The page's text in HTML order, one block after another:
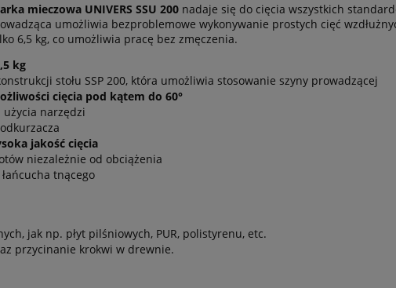
mieczowa UNIVERS SSU 200 nadaje się do cięcia wszystkich
umożliwia bezproblemowe wykonywanie prostych cięć
6,5 kg, co umożliwia pracę bez zmęczenia.
kg
stołu SSP 200, która umożliwia stosowanie szyny prowadzącej
cięcia pod kątem do 60°
użycia narzędzi
jakość cięcia
niezależnie od obciążenia
tnącego
jak np. płyt pilśniowych, PUR, polistyrenu, etc.
przycinanie krokwi w drewnie.